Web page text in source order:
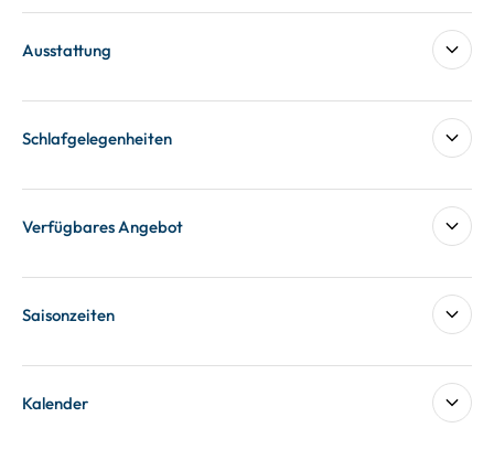
Ausstattung
Schlafgelegenheiten
Verfügbares Angebot
Saisonzeiten
Kalender